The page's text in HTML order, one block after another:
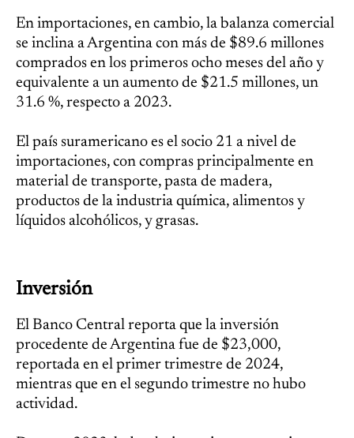
En importaciones, en cambio, la balanza comercial
se inclina a Argentina con más de $89.6 millones
comprados en los primeros ocho meses del año y
equivalente a un aumento de $21.5 millones, un
31.6 %, respecto a 2023.
El país suramericano es el socio 21 a nivel de
importaciones, con compras principalmente en
material de transporte, pasta de madera,
productos de la industria química, alimentos y
líquidos alcohólicos, y grasas.
Inversión
El Banco Central reporta que la inversión
procedente de Argentina fue de $23,000,
reportada en el primer trimestre de 2024,
mientras que en el segundo trimestre no hubo
actividad.